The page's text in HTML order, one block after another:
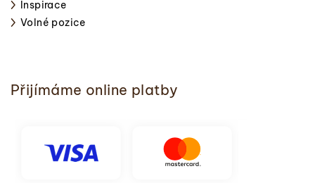
Inspirace
Volné pozice
Přijímáme online platby